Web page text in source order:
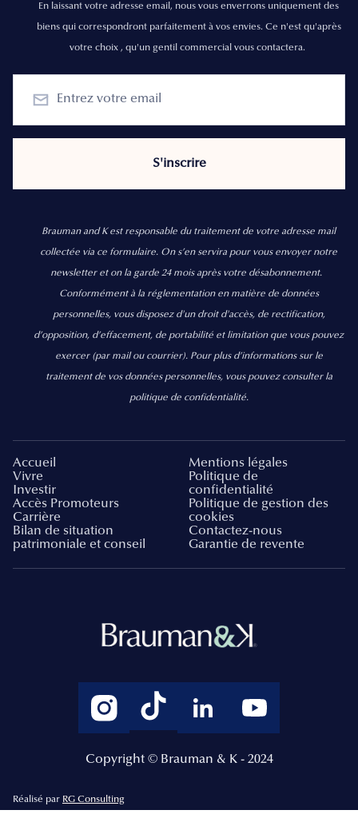
En laissant votre adresse email, nous vous enverrons uniquement des
biens qui correspondront parfaitement à vos envies. Ce n'est qu'après
votre choix , qu'un gentil commercial vous contactera.
Brauman and K est responsable du traitement de votre adresse mail
collectée via ce formulaire. On s’en servira pour vous envoyer notre
newsletter et on la garde 24 mois après votre désabonnement.
Conformément à la réglementation en matière de données
personnelles, vous disposez d'un droit d'accès, de rectification,
d’opposition, d’effacement, de portabilité et limitation que vous pouvez
exercer (par mail ou courrier). Pour plus d’informations sur le
traitement de vos données personnelles, vous pouvez consulter la
politique de confidentialité.
Accueil
Vivre
Investir
Accès Promoteurs
Carrière
Bilan de situation
patrimoniale et conseil
Mentions légales
Politique de
confidentialité
Politique de gestion des
cookies
Contactez-nous
Garantie de revente
Copyright © Brauman & K - 2024
Réalisé par RG Consulting